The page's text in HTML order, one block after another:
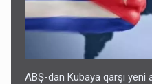
ABŞ-dan Kubaya qarşı yeni